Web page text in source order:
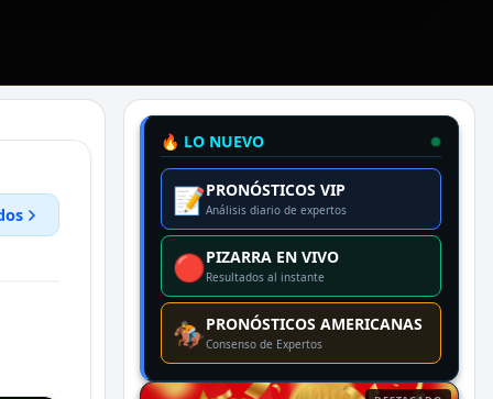
🔥 LO NUEVO
📝PRONÓSTICOS VIP
Análisis diario de expertos
🔴PIZARRA EN VIVO
Resultados al instante
🏇PRONÓSTICOS AMERICANAS
Consenso de Expertos